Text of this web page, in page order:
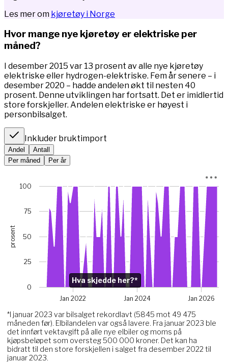
Les mer om kjøretøy i Norge
Hvor mange nye kjøretøy er elektriske per
måned?
I desember 2015 var 13 prosent av alle nye kjøretøy
elektriske eller hydrogen-elektriske. Fem år senere – i
desember 2020 – hadde andelen økt til nesten 40
prosent. Denne utviklingen har fortsatt. Det er imidlertid
store forskjeller. Andelen elektriske er høyest i
personbilsalget.
Inkluder bruktimport
Andel
Antall
Per måned
Per år
Chart with 67 data points.
*I januar 2023 var bilsalget rekordlavt (5845 mot 49
View as data table, Chart
The chart has 1 X axis displaying Time. Data ranges from
The chart has 1 Y axis displaying prosent. Data ranges
Chart annotations summary
Hva skjedde her?*. Related to Elektriske, data point
prosent
*I januar 2023 var bilsalget rekordlavt (5845 mot 49 475
måneden før). Elbilandelen var også lavere. Fra januar 2023 ble
det innført vektavgift på alle nye elbiler og moms på
kjøpsbeløpet som oversteg 500 000 kroner. Det kan ha
bidratt til den store forskjellen i salget fra desember 2022 til
januar 2023.
Jan 2022 Jan 2024 Jan 2026
0
25
50
75
100
Hva skjedde her?*